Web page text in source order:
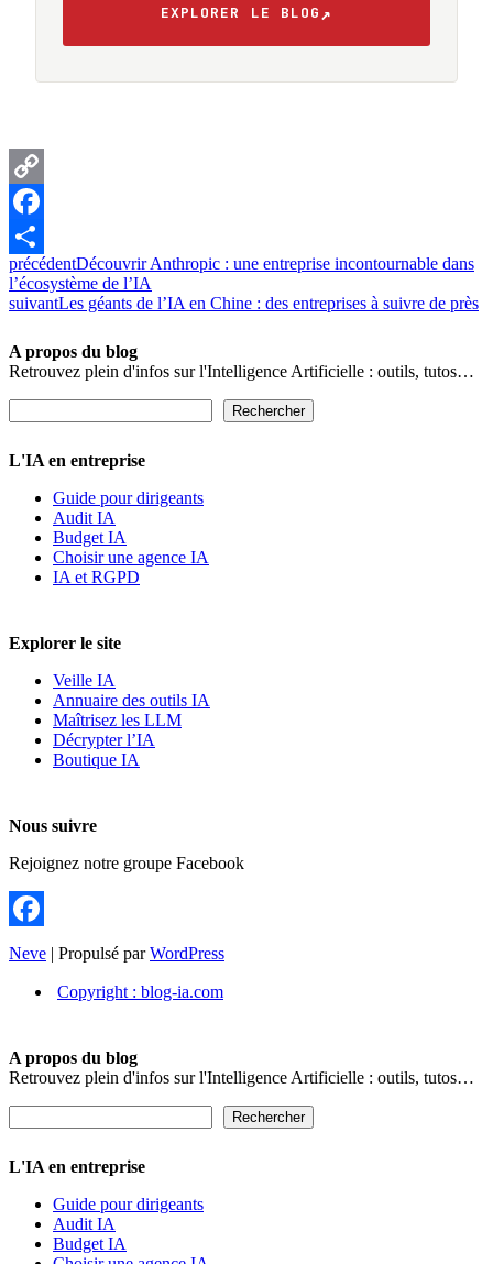
EXPLORER LE BLOG↗
Copy
Link
Facebook
Partager
précédentDécouvrir Anthropic : une entreprise incontournable dans
l’écosystème de l’IA
suivantLes géants de l’IA en Chine : des entreprises à suivre de près
A propos du blog
Retrouvez plein d'infos sur l'Intelligence Artificielle : outils, tutos…
Rechercher
L'IA en entreprise
Guide pour dirigeants
Audit IA
Budget IA
Choisir une agence IA
IA et RGPD
Explorer le site
Veille IA
Annuaire des outils IA
Maîtrisez les LLM
Décrypter l’IA
Boutique IA
Nous suivre
Rejoignez notre groupe Facebook
Facebook
Neve | Propulsé parWordPress
Copyright : blog-ia.com
A propos du blog
Retrouvez plein d'infos sur l'Intelligence Artificielle : outils, tutos…
Rechercher
L'IA en entreprise
Guide pour dirigeants
Audit IA
Budget IA